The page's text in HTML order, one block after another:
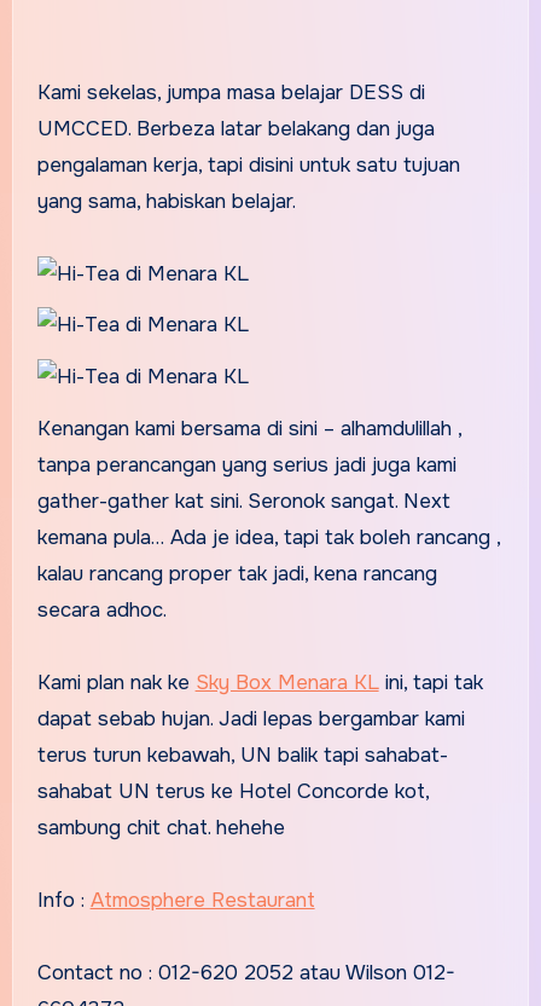
Kami sekelas, jumpa masa belajar DESS di
UMCCED. Berbeza latar belakang dan juga
pengalaman kerja, tapi disini untuk satu tujuan
yang sama, habiskan belajar.
Kenangan kami bersama di sini – alhamdulillah ,
tanpa perancangan yang serius jadi juga kami
gather-gather kat sini. Seronok sangat. Next
kemana pula… Ada je idea, tapi tak boleh rancang ,
kalau rancang proper tak jadi, kena rancang
secara adhoc.
Kami plan nak ke Sky Box Menara KLini, tapi tak
dapat sebab hujan. Jadi lepas bergambar kami
terus turun kebawah, UN balik tapi sahabat-
sahabat UN terus ke Hotel Concorde kot,
sambung chit chat. hehehe
Info : Atmosphere Restaurant
Contact no : 012-620 2052 atau Wilson 012-